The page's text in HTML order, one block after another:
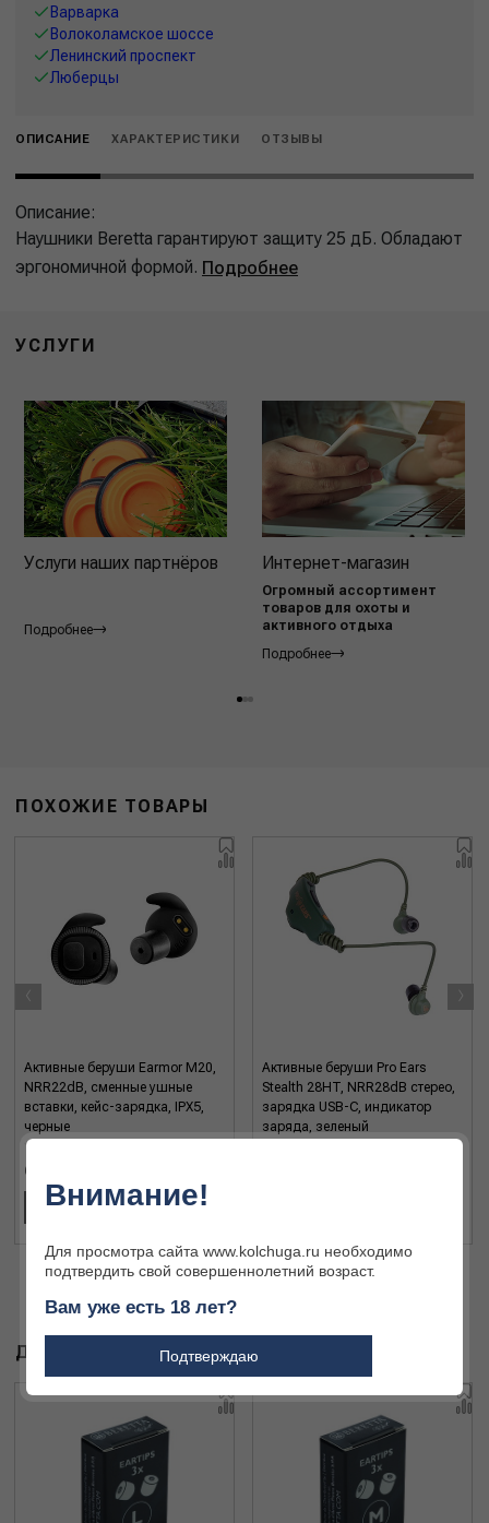
Варварка
Волоколамское шоссе
Ленинский проспект
Люберцы
ОПИСАНИЕ ХАРАКТЕРИСТИКИ ОТЗЫВЫ
Описание:
Наушники Beretta гарантируют защиту 25 дБ. Обладают
эргономичной формой. Подробнее
УСЛУГИ
Услуги наших партнёров
Подробнее
Интернет-магазин
Огромный ассортимент
товаров для охоты и
активного отдыха
Подробнее
ПОХОЖИЕ ТОВАРЫ
Активные беруши Earmor M20,
NRR22dB, сменные ушные
вставки, кейс-зарядка, IPX5,
черные
6 826 ₽
В КОРЗИНУ
Активные беруши Pro Ears
Stealth 28HT, NRR28dB стерео,
зарядка USB-C, индикатор
заряда, зеленый
‹ ›
ДРУГИЕ ТОВАРЫ БРЕНДА
Внимание!
Для просмотра сайта www.kolchuga.ru необходимо
подтвердить свой совершеннолетний возраст.
Вам уже есть 18 лет?
Подтверждаю